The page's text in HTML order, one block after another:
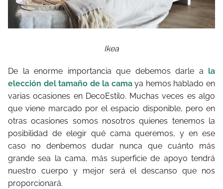
Ikea
De la enorme importancia que debemos darle a la
elección del tamaño de la camaya hemos hablado en
varias ocasiones en DecoEstilo. Muchas veces es algo
que viene marcado por el espacio disponible, pero en
otras ocasiones somos nosotros quienes tenemos la
posibilidad de elegir qué cama queremos, y en ese
caso no denbemos dudar nunca que cuánto más
grande sea la cama, más superficie de apoyo tendrá
nuestro cuerpo y mejor será el descanso que nos
proporcionará.